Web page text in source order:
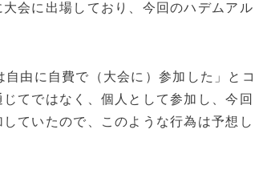
会に出場しており、今回のハデムアル
自由に自費で（大会に）参加した」とコ
てではなく、個人として参加し、今回
ていたので、このような行為は予想し